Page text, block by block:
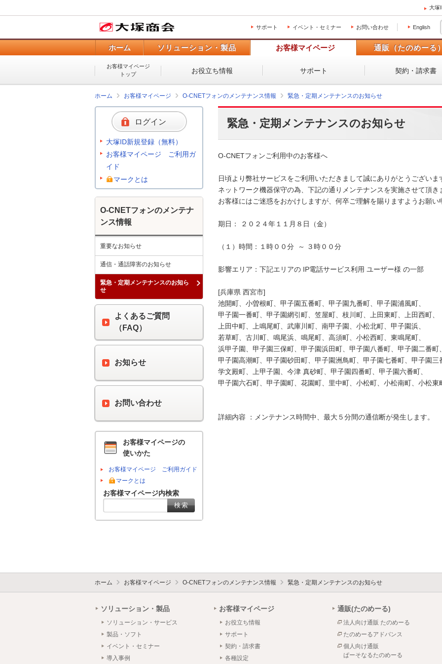
大塚
サポート イベント・セミナー お問い合わせ English
ホーム ソリューション・製品 お客様マイページ 通販（たのめーる）
お客様マイページ
トップ
お役立ち情報 サポート 契約・請求書
ホーム お客様マイページ O-CNETフォンのメンテナンス情報 緊急・定期メンテナンスのお知らせ
緊急・定期メンテナンスのお知らせ
O-CNETフォンご利用中のお客様へ
日頃より弊社サービスをご利用いただきまして誠にありがとうございま
ネットワーク機器保守の為、下記の通りメンテナンスを実施させて頂き
お客様にはご迷惑をおかけしますが、何卒ご理解を賜りますようお願い
期日： ２０２４年１１月８日（金）
（１）時間：１時００分  ～ ３時００分
影響エリア：下記エリアの IP電話サービス利用 ユーザー様 の一部
[兵庫県 西宮市]
池開町、小曽根町、甲子園五番町、甲子園九番町、甲子園浦風町、
甲子園一番町、甲子園網引町、笠屋町、枝川町、上田東町、上田西町、
上田中町、上鳴尾町、武庫川町、南甲子園、小松北町、甲子園浜、
若草町、古川町、鳴尾浜、鳴尾町、高須町、小松西町、東鳴尾町、
浜甲子園、甲子園三保町、甲子園浜田町、甲子園八番町、甲子園二番町、
甲子園高潮町、甲子園砂田町、甲子園洲鳥町、甲子園七番町、甲子園三
学文殿町、上甲子園、今津 真砂町、甲子園四番町、甲子園六番町、
甲子園六石町、甲子園町、花園町、里中町、小松町、小松南町、小松東
詳細内容 ：メンテナンス時間中、最大５分間の通信断が発生します。
ログイン
大塚ID新規登録（無料）
お客様マイページ ご利用ガ
イド
マークとは
O-CNETフォンのメンテナ
ンス情報
重要なお知らせ
通信・通話障害のお知らせ
緊急・定期メンテナンスのお知ら
せ
よくあるご質問
（FAQ）
お知らせ
お問い合わせ
お客様マイページの
使いかた
お客様マイページ ご利用ガイド
マークとは
お客様マイページ内検索
ホーム お客様マイページ O-CNETフォンのメンテナンス情報 緊急・定期メンテナンスのお知らせ
ソリューション・製品
ソリューション・サービス
製品・ソフト
イベント・セミナー
導入事例
お客様マイページ
お役立ち情報
サポート
契約・請求書
各種設定
通販(たのめーる)
法人向け通販 たのめーる
たのめーるアドバンス
個人向け通販
ぱーそなるたのめーる